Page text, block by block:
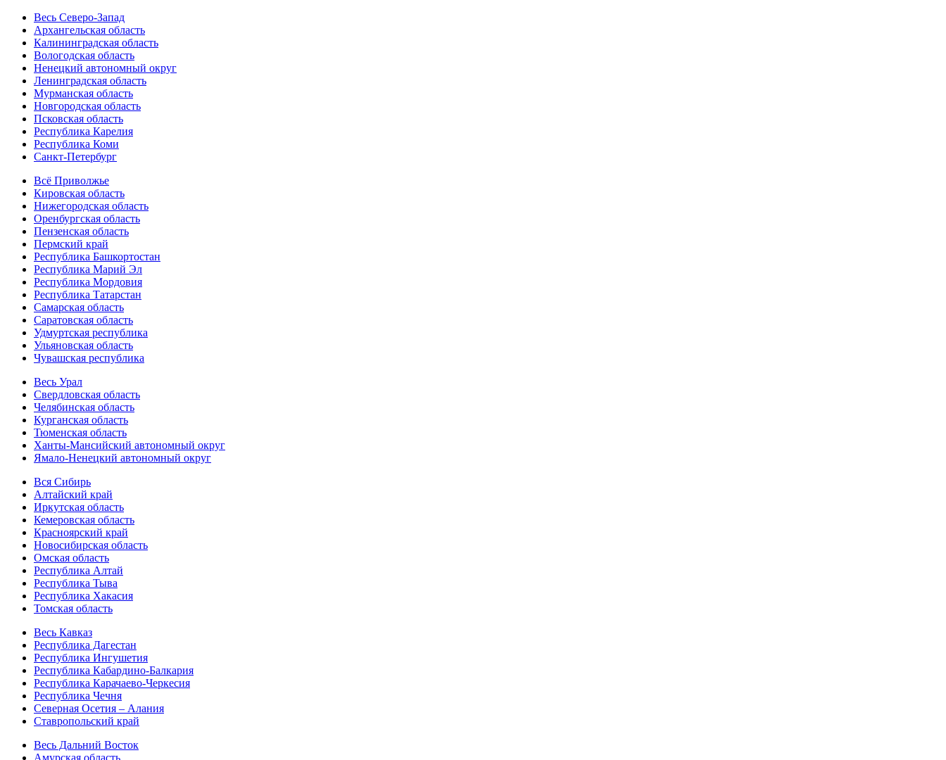
Весь Северо-Запад
Архангельская область
Калининградская область
Вологодская область
Ненецкий автономный округ
Ленинградская область
Мурманская область
Новгородская область
Псковская область
Республика Карелия
Республика Коми
Санкт-Петербург
Всё Приволжье
Кировская область
Нижегородская область
Оренбургская область
Пензенская область
Пермский край
Республика Башкортостан
Республика Марий Эл
Республика Мордовия
Республика Татарстан
Самарская область
Саратовская область
Удмуртская республика
Ульяновская область
Чувашская республика
Весь Урал
Свердловская область
Челябинская область
Курганская область
Тюменская область
Ханты-Мансийский автономный округ
Ямало-Ненецкий автономный округ
Вся Сибирь
Алтайский край
Иркутская область
Кемеровская область
Красноярский край
Новосибирская область
Омская область
Республика Алтай
Республика Тыва
Республика Хакасия
Томская область
Весь Кавказ
Республика Дагестан
Республика Ингушетия
Республика Кабардино-Балкария
Республика Карачаево-Черкесия
Республика Чечня
Северная Осетия – Алания
Ставропольский край
Весь Дальний Восток
Амурская область